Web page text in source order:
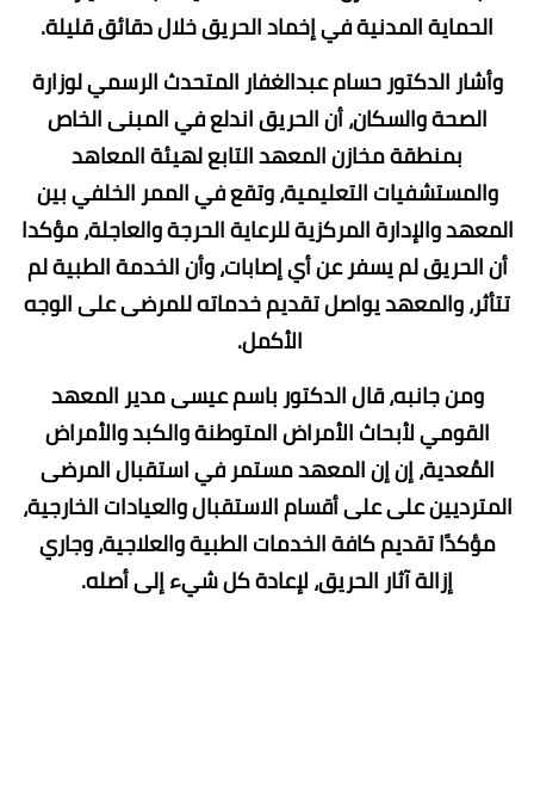
الحماية المدنية في إخماد الحريق خلال دقائق قليلة.
وأشار الدكتور حسام عبدالغفار المتحدث الرسمي لوزارة
الصحة والسكان، أن الحريق اندلع في المبنى الخاص
بمنطقة مخازن المعهد التابع لهيئة المعاهد
والمستشفيات التعليمية، وتقع في الممر الخلفي بين
المعهد والإدارة المركزية للرعاية الحرجة والعاجلة، مؤكدا
أن الحريق لم يسفر عن أي إصابات، وأن الخدمة الطبية لم
تتأثر، والمعهد يواصل تقديم خدماته للمرضى على الوجه
الأكمل.
ومن جانبه، قال الدكتور باسم عيسى مدير المعهد
القومي لأبحاث الأمراض المتوطنة والكبد والأمراض
المُعدية، إن إن المعهد مستمر في استقبال المرضى
المترديين على على أقسام الاستقبال والعيادات الخارجية،
مؤكدًا تقديم كافة الخدمات الطبية والعلاجية، وجاري
إزالة آثار الحريق، لإعادة كل شيء إلى أصله.